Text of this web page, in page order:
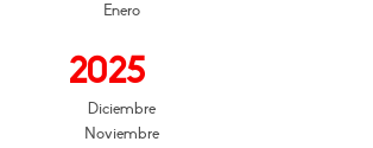
Enero
2025
Diciembre
Noviembre